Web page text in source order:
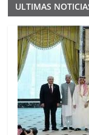
ULTIMAS